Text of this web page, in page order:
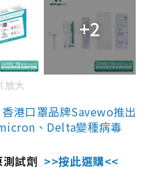
+2
放大
港口罩品牌Savewo推出
、Delta變種病毒
試劑 >>按此選購<<